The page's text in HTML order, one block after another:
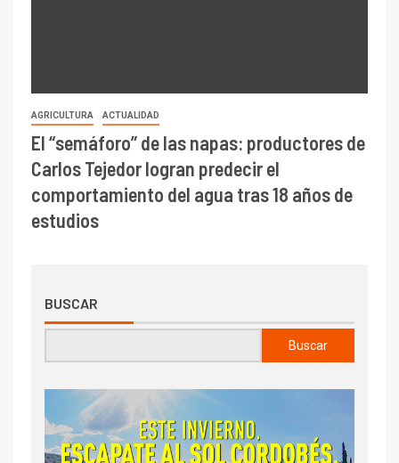
AGRICULTURA ACTUALIDAD
El “semáforo” de las napas: productores de
Carlos Tejedor logran predecir el
comportamiento del agua tras 18 años de
estudios
BUSCAR
Buscar